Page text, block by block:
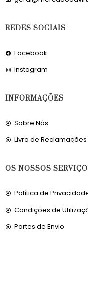
REDES SOCIAIS
Facebook
Instagram
INFORMAÇÕES
Sobre Nós
Livro de Reclamações
OS NOSSOS
Política de
Condições de
Portes de Envio